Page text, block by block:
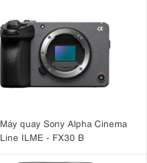
Máy quay Sony Alpha Cinema
Line ILME - FX30 B